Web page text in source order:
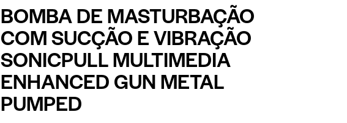
BOMBA DE MASTURBAÇÃO
COM SUCÇÃO E VIBRAÇÃO
SONICPULL MULTIMEDIA
ENHANCED GUN METAL
PUMPED